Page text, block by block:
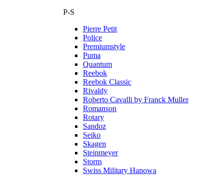
P-S
Pierre Petit
Police
Premiumstyle
Puma
Quantum
Reebok
Reebok Classic
Rivaldy
Roberto Cavalli by Franck Muller
Romanson
Rotary
Sandoz
Seiko
Skagen
Steinmeyer
Storm
Swiss Military Hanowa